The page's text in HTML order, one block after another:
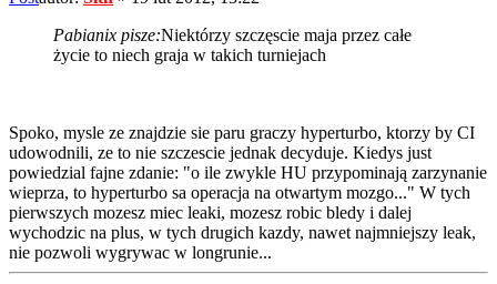
Pabianix pisze:Niektórzy szczęscie maja przez całe
życie to niech graja w takich turniejach
Spoko, mysle ze znajdzie sie paru graczy hyperturbo, ktorzy by CI
udowodnili, ze to nie szczescie jednak decyduje. Kiedys just
powiedzial fajne zdanie: "o ile zwykle HU przypominają zarzynanie
wieprza, to hyperturbo sa operacja na otwartym mozgo..." W tych
pierwszych mozesz miec leaki, mozesz robic bledy i dalej
wychodzic na plus, w tych drugich kazdy, nawet najmniejszy leak,
nie pozwoli wygrywac w longrunie...